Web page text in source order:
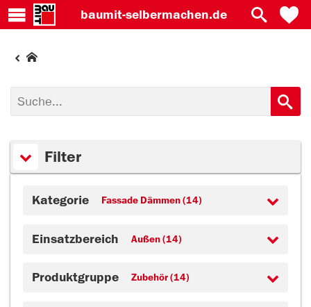
baumit-selbermachen.de
Filter
Kategorie Fassade Dämmen (14)
Einsatzbereich Außen (14)
Produktgruppe Zubehör (14)